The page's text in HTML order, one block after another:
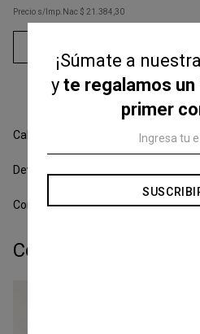
Precio s/Imp.Nac $ 21.384,30
3cuotas sin
Calcular Envío
Devoluciones
Conocer todos los Medios de Pago
Completá tu look:
¡Súmate a
y te regalamos un
primer